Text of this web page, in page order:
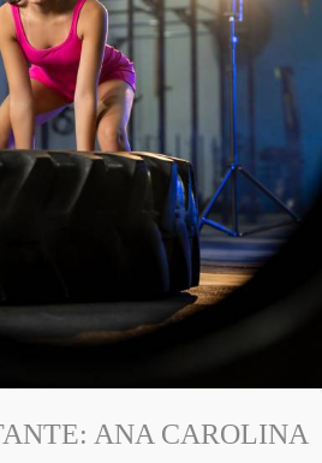
ANA CAROLINA